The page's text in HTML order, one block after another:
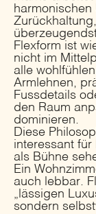
Flexform ist
nicht im
alle
Armlehnen,
Fussdetails
den Raum
dominieren.
Diese
interessant
als Bühne
Ein
auch lebbar.
„lässigen
sondern